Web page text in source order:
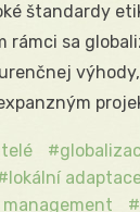
štandardy
rámci sa
lokální